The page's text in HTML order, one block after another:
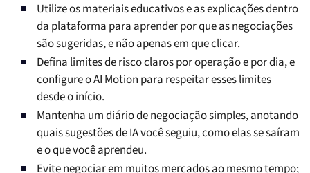
Utilize os materiais educativos e as explicações dentro
da plataforma para aprender por que as negociações
são sugeridas, e não apenas em que clicar.
Defina limites de risco claros por operação e por dia, e
configure o AI Motion para respeitar esses limites
desde o início.
Mantenha um diário de negociação simples, anotando
quais sugestões de IA você seguiu, como elas se saíram
e o que você aprendeu.
Evite negociar em muitos mercados ao mesmo tempo;